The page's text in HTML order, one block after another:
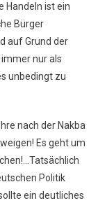
Handeln ist ein
Bürger
auf Grund der
nur als
unbedingt zu
nach der Nakba
Es geht um
Politik
ein deutliches